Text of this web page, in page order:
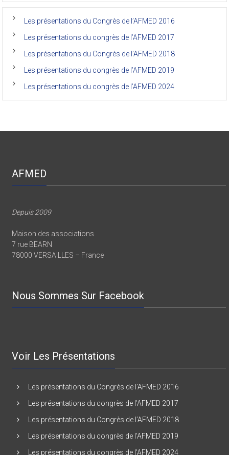
de
(Afmed/Unikin)
vécu
Les présentations du Congrès de l’AFMED 2016
Les présentations du congrès de l’AFMED 2017
Les présentations du Congrès de l’AFMED 2018
Les présentations du congrès de l’AFMED 2019
Les présentations du congrès de l’AFMED 2024
AFMED
Depuis 2009
Maison des associations
7 rue BEARN
78000 VERSAILLES – France
Nous Sommes Sur Facebook
Voir Les Présentations
Les présentations du Congrès de l’AFMED 2016
Les présentations du congrès de l’AFMED 2017
Les présentations du Congrès de l’AFMED 2018
Les présentations du congrès de l’AFMED 2019
Les présentations du congrès de l’AFMED 2024